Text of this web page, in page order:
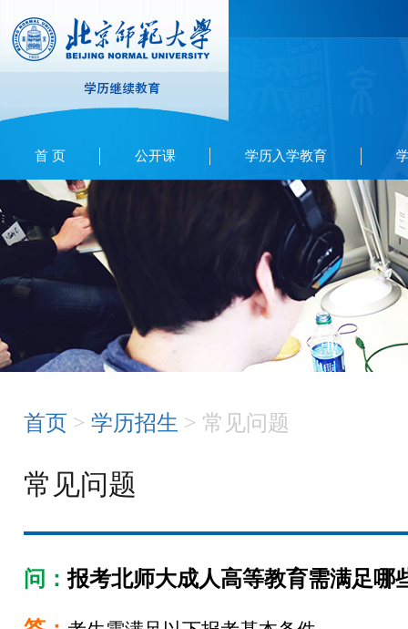
首 页 公开课 学历入学教育
首页 > 学历招生 > 常见问题
常见问题
问：报考北师大成人高等教育需满足哪